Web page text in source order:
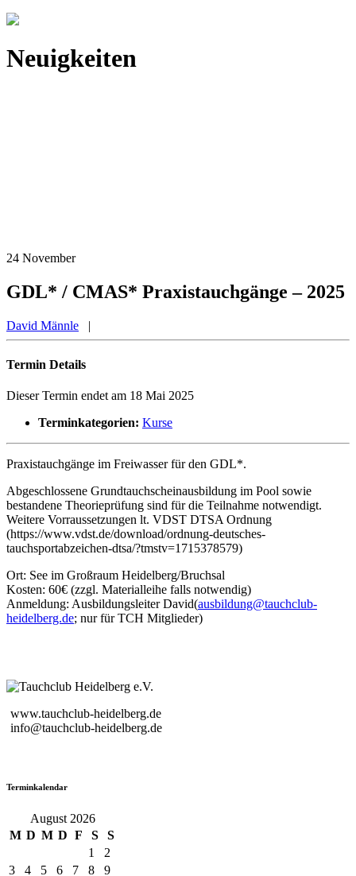
Neuigkeiten
24 November
GDL* / CMAS* Praxistauchgänge – 2025
David Männle |
Termin Details
Dieser Termin endet am 18 Mai 2025
Terminkategorien: Kurse
Praxistauchgänge im Freiwasser für den GDL*.
Abgeschlossene Grundtauchscheinausbildung im Pool sowie
bestandene Theorieprüfung sind für die Teilnahme notwendigt.
Weitere Vorraussetzungen lt. VDST DTSA Ordnung
(https://www.vdst.de/download/ordnung-deutsches-
tauchsportabzeichen-dtsa/?tmstv=1715378579)
Ort: See im Großraum Heidelberg/Bruchsal
Kosten: 60€ (zzgl. Materialleihe falls notwendig)
Anmeldung: Ausbildungsleiter David(ausbildung@tauchclub-
heidelberg.de; nur für TCH Mitglieder)
www.tauchclub-heidelberg.de
info@tauchclub-heidelberg.de
Terminkalendar
August 2026
M D M D F S
S
1
2
3
4 5 6 7 8 9